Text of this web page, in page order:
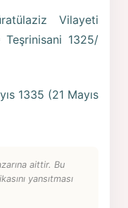
Vilayeti
1325/
1335 (21 Mayıs
aittir. Bu
yansıtması